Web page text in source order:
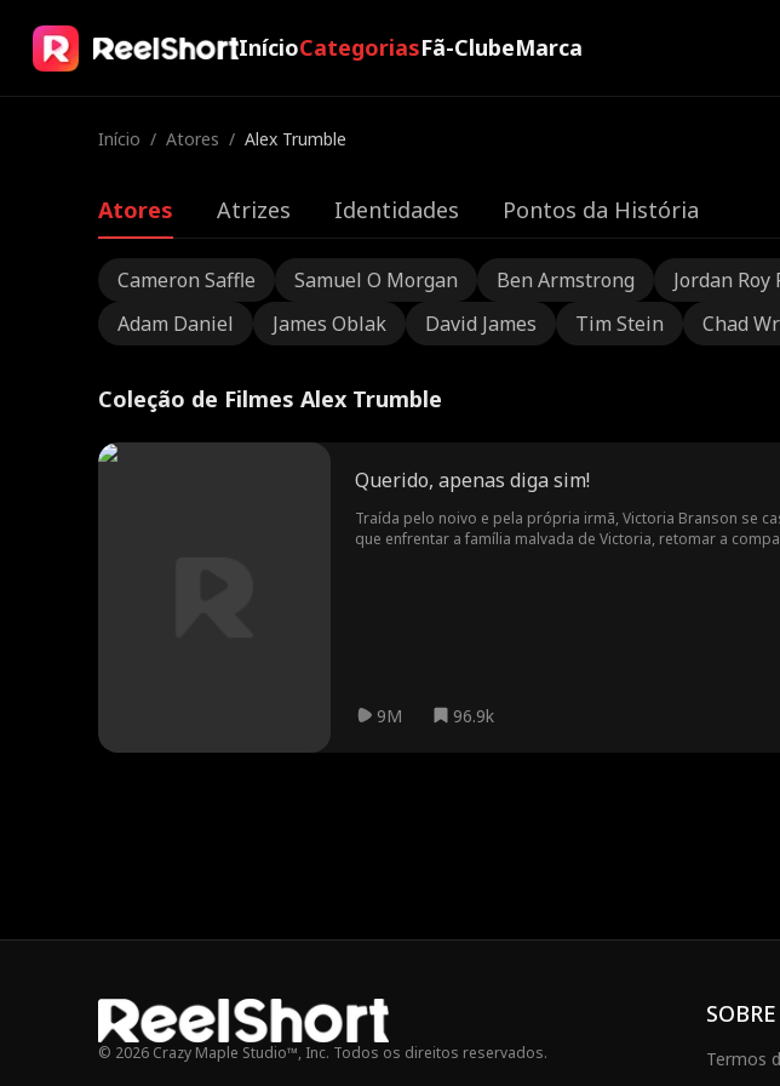
InícioCategoriasFã-ClubeMarca
Início / Atores / Alex Trumble
Atores Atrizes Identidades Pontos da História
Cameron Saffle Samuel O Morgan Ben Armstrong Jordan Roy
Adam Daniel
James Oblak David James Tim Stein Chad
Coleção de Filmes Alex Trumble
Querido, apenas diga sim!
Traída pelo noivo e pela própria irmã, Victoria Branson se
que enfrentar a família malvada de Victoria, retomar a
9M 96.9k
© 2026 Crazy Maple Studio™, Inc. Todos os direitos reservados.
SOBRE
Termos